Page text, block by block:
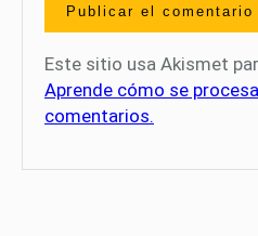
Este sitio usa Akismet
Aprende cómo se
comentarios.